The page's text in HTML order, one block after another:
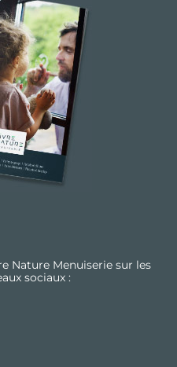
Nature Menuiserie sur les
sociaux :